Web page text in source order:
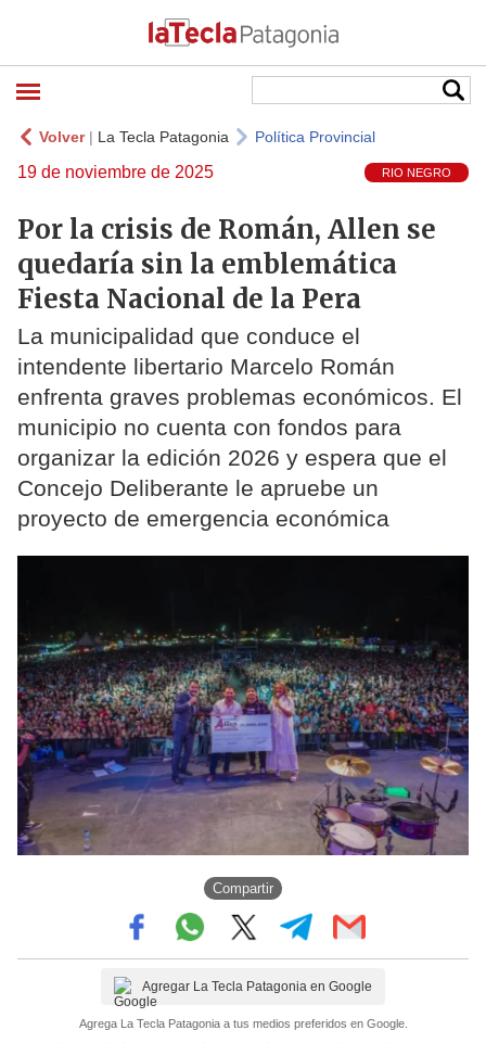
Volver| La Tecla Patagonia Política Provincial
19 de noviembre de 2025 RIO NEGRO
Por la crisis de Román, Allen se
quedaría sin la emblemática
Fiesta Nacional de la Pera
La municipalidad que conduce el
intendente libertario Marcelo Román
enfrenta graves problemas económicos. El
municipio no cuenta con fondos para
organizar la edición 2026 y espera que el
Concejo Deliberante le apruebe un
proyecto de emergencia económica
Compartir
Agregar La Tecla Patagonia en Google
Agrega La Tecla Patagonia a tus medios preferidos en Google.